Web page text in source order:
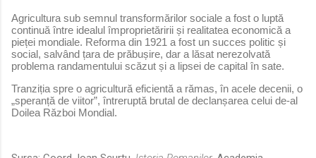
Agricultura sub semnul transformărilor sociale a fost o luptă
continuă între idealul împroprietăririi și realitatea economică a
pieței mondiale. Reforma din 1921 a fost un succes politic și
social, salvând țara de prăbușire, dar a lăsat nerezolvată
problema randamentului scăzut și a lipsei de capital în sate.
Tranziția spre o agricultură eficientă a rămas, în acele decenii, o
„speranță de viitor”, întreruptă brutal de declanșarea celui de-al
Doilea Război Mondial.